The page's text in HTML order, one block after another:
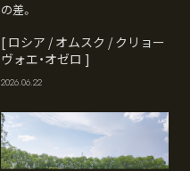
の差。
[ ロシア / オムスク / クリョー
ヴォエ・オゼロ ]
2026.06.22